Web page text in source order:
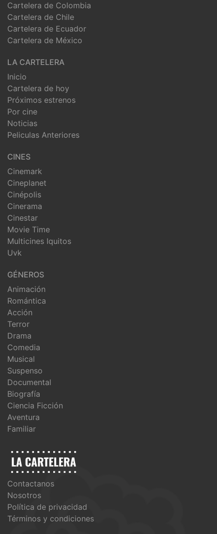
Cartelera de Colombia
Cartelera de Chile
Cartelera de Ecuador
Cartelera de México
LA CARTELERA
Inicio
Cartelera de hoy
Próximos estrenos
Por cine
Noticias
Peliculas Anteriores
CINES
Cinemark
Cineplanet
Cinépolis
Cinerama
Cinestar
Movie Time
Multicines Iquitos
Uvk
GÉNEROS
Animación
Romántica
Acción
Terror
Drama
Comedia
Musical
Suspenso
Documental
Biografía
Ciencia Ficción
Aventura
Familiar
Contactanos
Nosotros
Política de privacidad
Términos y condiciones